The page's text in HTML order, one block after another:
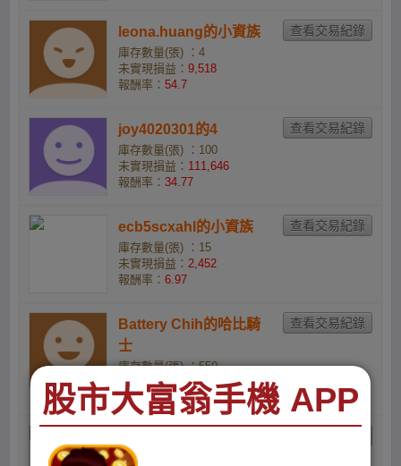
leona.huang的小資族
庫存數量(張) ：4
未實現損益： 9,518
報酬率： 54.7
joy4020301的4
庫存數量(張) ：100
未實現損益： 111,646
報酬率： 34.77
ecb5scxahl的小資族
庫存數量(張) ：15
未實現損益： 2,452
報酬率： 6.97
Battery Chih的哈比騎
士
庫存數量(張) ：550
未實現損益：-85,901
報酬率：-6.06
庫存數量(張) ：5
股市大富翁手機 APP